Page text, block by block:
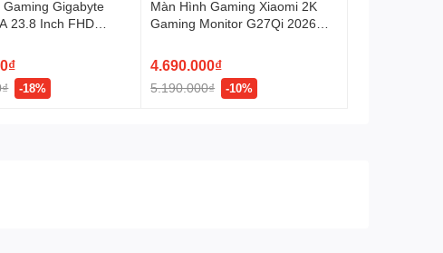
Khối lượng 7.41 kg
Tỷ lệ khung hình Đang cập nhật
Gigabyte
23.8 Inch FHD
-18%
Màn Hình Gaming Xiaomi 2K
Gaming Monitor G27Qi 2026
1ms)
4.690.000₫
5.190.000₫ -10%